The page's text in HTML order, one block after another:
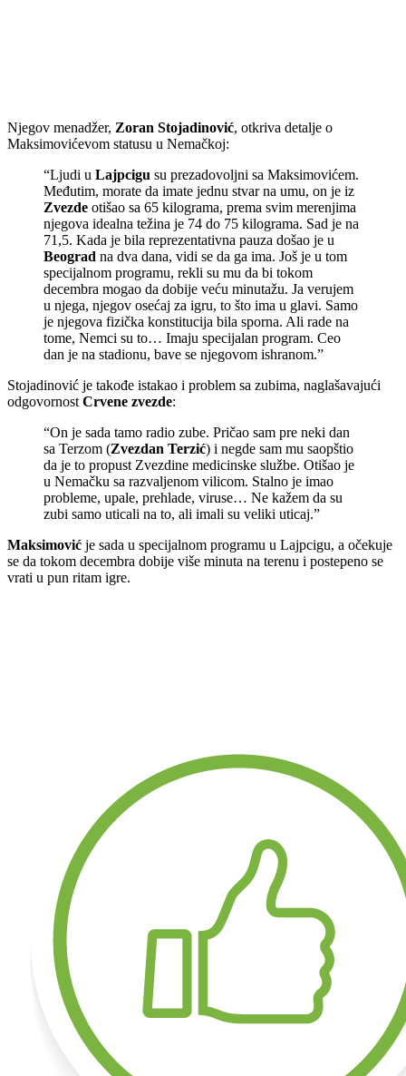
Njegov menadžer, Zoran Stojadinović, otkriva detalje o
Maksimovićevom statusu u Nemačkoj:
“Ljudi u Lajpcigu su prezadovoljni sa Maksimovićem.
Međutim, morate da imate jednu stvar na umu, on je iz
Zvezde otišao sa 65 kilograma, prema svim merenjima
njegova idealna težina je 74 do 75 kilograma. Sad je na
71,5. Kada je bila reprezentativna pauza došao je u
Beograd na dva dana, vidi se da ga ima. Još je u tom
specijalnom programu, rekli su mu da bi tokom
decembra mogao da dobije veću minutažu. Ja verujem
u njega, njegov osećaj za igru, to što ima u glavi. Samo
je njegova fizička konstitucija bila sporna. Ali rade na
tome, Nemci su to… Imaju specijalan program. Ceo
dan je na stadionu, bave se njegovom ishranom.”
Stojadinović je takođe istakao i problem sa zubima, naglašavajući
odgovornost Crvene zvezde:
“On je sada tamo radio zube. Pričao sam pre neki dan
sa Terzom (Zvezdan Terzić) i negde sam mu saopštio
da je to propust Zvezdine medicinske službe. Otišao je
u Nemačku sa razvaljenom vilicom. Stalno je imao
probleme, upale, prehlade, viruse… Ne kažem da su
zubi samo uticali na to, ali imali su veliki uticaj.”
Maksimović je sada u specijalnom programu u Lajpcigu, a očekuje
se da tokom decembra dobije više minuta na terenu i postepeno se
vrati u pun ritam igre.